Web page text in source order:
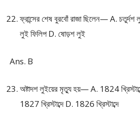
ফ্রান্সের শেষ বুরবোঁ রাজা ছিলেন— A.
লুই ফিলিপ D. ষোড়শ লুই
Ans. B
অষ্টাদশ লুইয়ের মৃত্যু হয়— A. 1824
1827 খ্রিস্টাব্দে D. 1826 খ্রিস্টাব্দে